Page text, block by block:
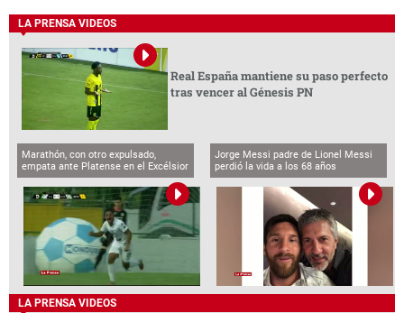
LA PRENSA VIDEOS
Real España mantiene su paso perfecto
tras vencer al Génesis PN
Marathón, con otro expulsado,
empata ante Platense en el Excélsior
Jorge Messi padre de Lionel Messi
perdió la vida a los 68 años
LA PRENSA VIDEOS